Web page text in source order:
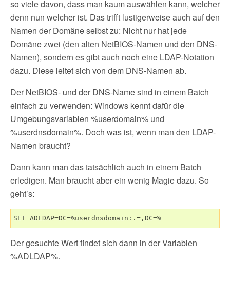
so viele davon, dass man kaum auswählen kann, welcher
denn nun welcher ist. Das trifft lustigerweise auch auf den
Namen der Domäne selbst zu: Nicht nur hat jede
Domäne zwei (den alten NetBIOS-Namen und den DNS-
Namen), sondern es gibt auch noch eine LDAP-Notation
dazu. Diese leitet sich von dem DNS-Namen ab.
Der NetBIOS- und der DNS-Name sind in einem Batch
einfach zu verwenden: Windows kennt dafür die
Umgebungsvariablen %userdomain% und
%userdnsdomain%. Doch was ist, wenn man den LDAP-
Namen braucht?
Dann kann man das tatsächlich auch in einem Batch
erledigen. Man braucht aber ein wenig Magie dazu. So
geht’s:
SET ADLDAP=DC=%userdnsdomain:.=,DC=%
Der gesuchte Wert findet sich dann in der Variablen
%ADLDAP%.